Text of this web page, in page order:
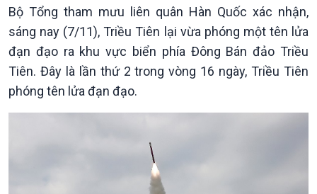
Bản tin
Chuyên mục
Theo dòng Thời sự
Chính phủ với người dân
Bộ Tổng tham mưu liên quân Hàn Quốc xác nhận,
sáng nay (7/11), Triều Tiên lại vừa phóng một tên lửa
đạn đạo ra khu vực biển phía Đông Bán đảo Triều
Tiên. Đây là lần thứ 2 trong vòng 16 ngày, Triều Tiên
phóng tên lửa đạn đạo.